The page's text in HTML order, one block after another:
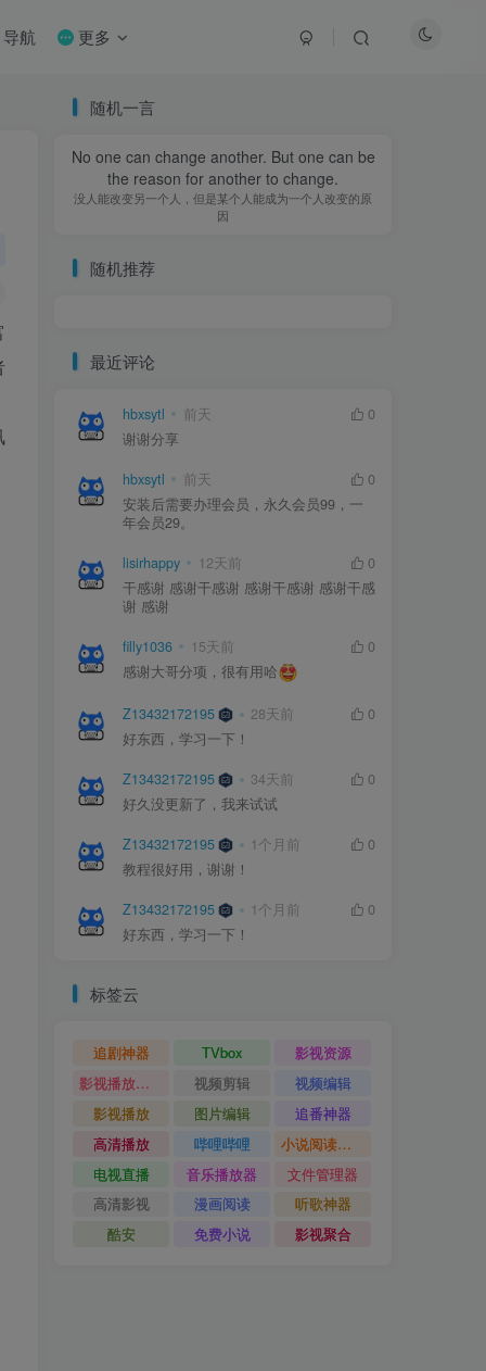
导航 更多
随机一言
No one can change another. But one can be
the reason for another to change.
没人能改变另一个人，但是某个人能成为一个人改变的原
因
随机推荐
最近评论
hbxsytl 前天
0
谢谢分享
hbxsytl 前天
0
安装后需要办理会员，永久会员99，一
年会员29。
lisirhappy 12天前
0
干感谢 感谢干感谢 感谢干感谢 感谢干感
谢 感谢
filly1036 15天前
0
感谢大哥分项，很有用哈
Z13432172195 28天前
0
好东西，学习一下！
Z13432172195 34天前
0
好久没更新了，我来试试
Z13432172195 1个月前
0
教程很好用，谢谢！
Z13432172195 1个月前
0
好东西，学习一下！
标签云
追剧神器 TVbox
影视资源
影视播放神器
视频剪辑
视频编辑
影视播放
图片编辑
追番神器
高清播放
哔哩哔哩
小说阅读神器
电视直播
音乐播放器
文件管理器
高清影视
漫画阅读
听歌神器
酷安
免费小说 影视聚合
No one can change another. But one can be
the reason for another to change.
没人能改变另一个人，但是某个人能成为一个人改变的原
因
hbxsytl 前天
0
谢谢分享
hbxsytl 前天
0
安装后需要办理会员，永久会员99，一
年会员29。
lisirhappy 12天前
0
干感谢 感谢干感谢 感谢干感谢 感谢干感
谢 感谢
filly1036 15天前
0
感谢大哥分项，很有用哈
Z13432172195 28天前
0
好东西，学习一下！
Z13432172195 34天前
0
好久没更新了，我来试试
Z13432172195 1个月前
0
教程很好用，谢谢！
Z13432172195 1个月前
0
好东西，学习一下！